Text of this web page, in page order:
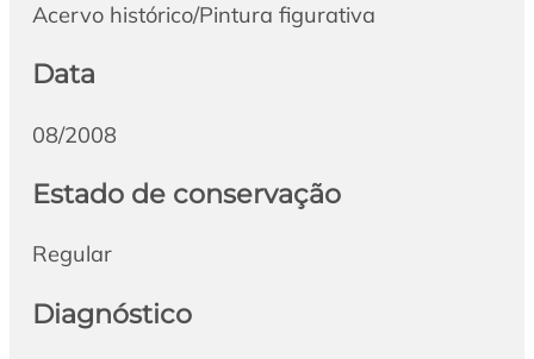
Acervo histórico/Pintura figurativa
Data
08/2008
Estado de conservação
Regular
Diagnóstico